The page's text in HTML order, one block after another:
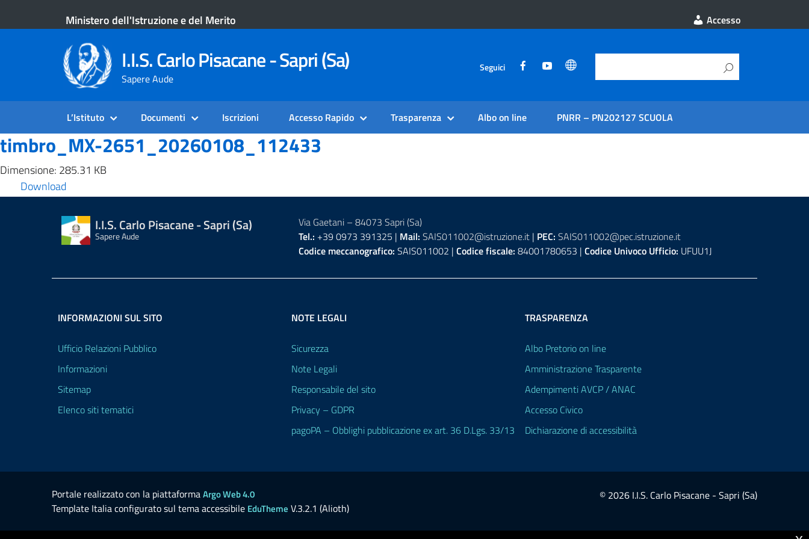
Ministero dell'Istruzione e del Merito Accesso
I.I.S. Carlo Pisacane - Sapri (Sa)
Sapere Aude
Seguici
L’Istituto Documenti Iscrizioni Accesso Rapido Trasparenza Albo on line PNRR – PN202127 SCUOLA
timbro_MX-2651_20260108_112433
Dimensione: 285.31 KB
Download
I.I.S. Carlo Pisacane - Sapri (Sa)
Sapere Aude
Via Gaetani – 84073 Sapri (Sa)
Tel.: +39 0973 391325 | Mail: SAIS011002@istruzione.it| PEC: SAIS011002@pec.istruzione.it
Codice meccanografico: SAIS011002 | Codice fiscale: 84001780653 | Codice Univoco Ufficio: UFUU1J
INFORMAZIONI SUL SITO
Ufficio Relazioni Pubblico
Informazioni
Sitemap
Elenco siti tematici
NOTE LEGALI
Sicurezza
Note Legali
Responsabile del sito
Privacy – GDPR
pagoPA – Obblighi pubblicazione ex art. 36 D.Lgs. 33/13
TRASPARENZA
Albo Pretorio on line
Amministrazione Trasparente
Adempimenti AVCP / ANAC
Accesso Civico
Dichiarazione di accessibilità
Portale realizzato con la piattaformaArgo Web 4.0
Template Italia configurato sul tema accessibile EduTheme V.3.2.1 (Alioth)
© 2026 I.I.S. Carlo Pisacane - Sapri (Sa)